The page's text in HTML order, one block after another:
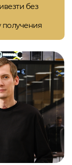
без